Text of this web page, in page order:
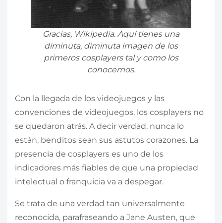
Gracias, Wikipedia. Aquí tienes una
diminuta, diminuta imagen de los
primeros cosplayers tal y como los
conocemos.
Con la llegada de los videojuegos y las
convenciones de videojuegos, los cosplayers no
se quedaron atrás. A decir verdad, nunca lo
están, benditos sean sus astutos corazones. La
presencia de cosplayers es uno de los
indicadores más fiables de que una propiedad
intelectual o franquicia va a despegar.
Se trata de una verdad tan universalmente
reconocida, parafraseando a Jane Austen, que